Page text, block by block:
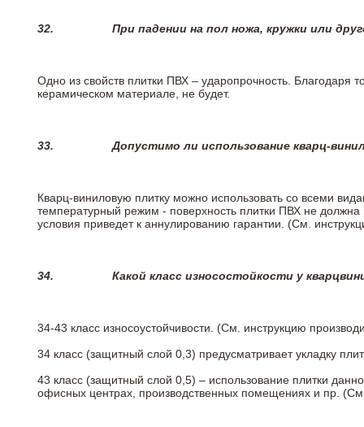
32. При падении на пол ножа, кружки или
Одно из свойств плитки ПВХ – ударопрочность. Благодаря
керамическом материале, не будет.
33.Допустимо ли использование кварц-
Кварц-виниловую плитку можно использовать со всеми
температурный режим - поверхность плитки ПВХ не
условия приведет к аннулированию гарантии. (См.
34. Какой класс износостойкости у
34-43 класс износоустойчивости. (См. инструкцию
34 класс (защитный слой 0,3) предусматривает укладку
43 класс (защитный слой 0,5) – использование плитки
офисных центрах, производственных помещениях и пр.